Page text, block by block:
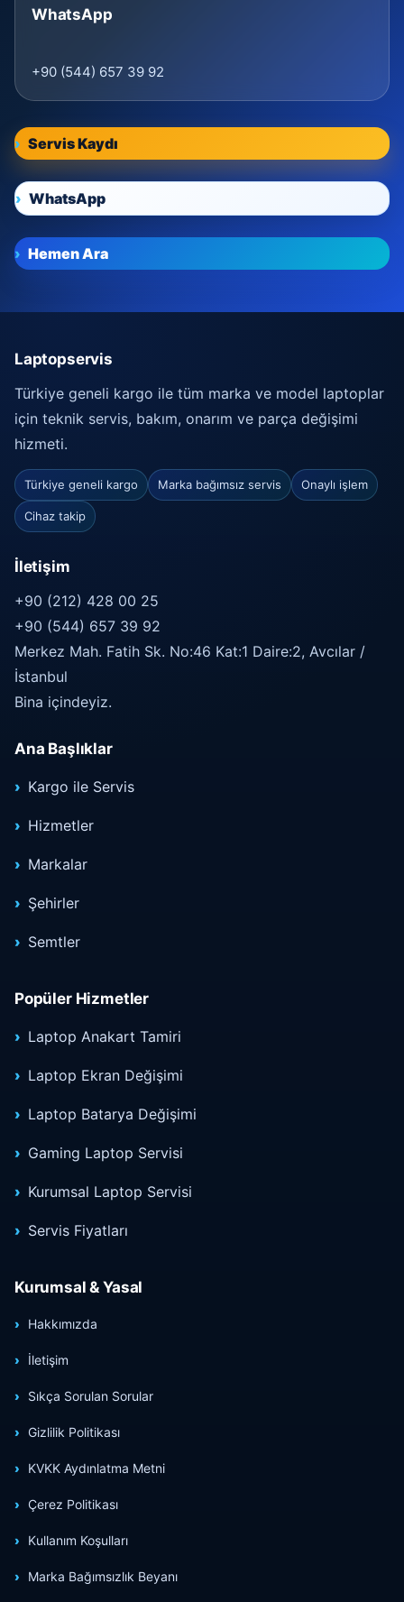
WhatsApp
+90 (544) 657 39 92
Servis Kaydı
WhatsApp
Hemen Ara
Laptopservis
Türkiye geneli kargo ile tüm marka ve model laptoplar
için teknik servis, bakım, onarım ve parça değişimi
hizmeti.
Türkiye geneli kargo Marka bağımsız servis Onaylı işlem
Cihaz takip
İletişim
+90 (212) 428 00 25
+90 (544) 657 39 92
Merkez Mah. Fatih Sk. No:46 Kat:1 Daire:2, Avcılar /
İstanbul
Bina içindeyiz.
Ana Başlıklar
Kargo ile Servis
Hizmetler
Markalar
Şehirler
Semtler
Popüler Hizmetler
Laptop Anakart Tamiri
Laptop Ekran Değişimi
Laptop Batarya Değişimi
Gaming Laptop Servisi
Kurumsal Laptop Servisi
Servis Fiyatları
Kurumsal & Yasal
Hakkımızda
İletişim
Sıkça Sorulan Sorular
Gizlilik Politikası
KVKK Aydınlatma Metni
Çerez Politikası
Kullanım Koşulları
Marka Bağımsızlık Beyanı